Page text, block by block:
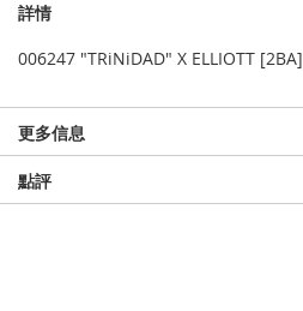
詳情
006247 "TRiNiDAD" X ELLIOTT [2BA]
更多信息
點評